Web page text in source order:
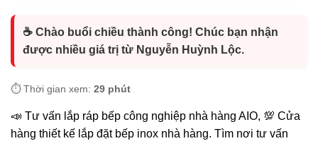
☕ Chào buổi chiều thành công! Chúc bạn nhận
được nhiều giá trị từ Nguyễn Huỳnh Lộc.
⏱️ Thời gian xem: 29 phút
📣 Tư vấn lắp ráp bếp công nghiệp nhà hàng AIO, 💯 Cửa
hàng thiết kế lắp đặt bếp inox nhà hàng. Tìm nơi tư vấn